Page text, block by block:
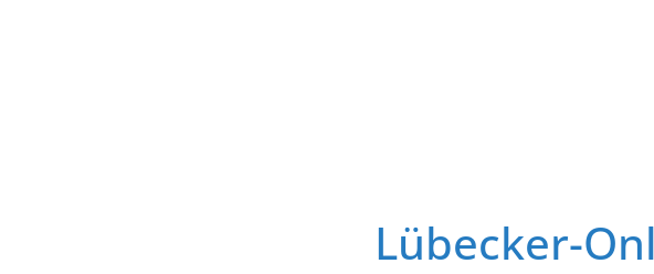
Lübecker-